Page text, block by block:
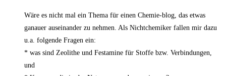
Wäre es nicht mal ein Thema für einen Chemie-blog, das etwas
ganauer auseinander zu nehmen. Als Nichtchemiker fallen mir dazu
u.a. folgende Fragen ein:
* was sind Zeolithe und Festamine für Stoffe bzw. Verbindungen,
und